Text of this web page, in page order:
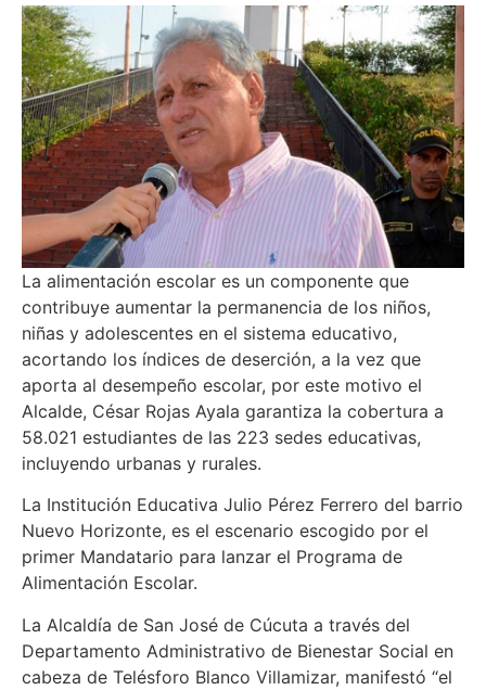
La alimentación escolar es un componente que
contribuye aumentar la permanencia de los niños,
niñas y adolescentes en el sistema educativo,
acortando los índices de deserción, a la vez que
aporta al desempeño escolar, por este motivo el
Alcalde, César Rojas Ayala garantiza la cobertura a
58.021 estudiantes de las 223 sedes educativas,
incluyendo urbanas y rurales.
La Institución Educativa Julio Pérez Ferrero del barrio
Nuevo Horizonte, es el escenario escogido por el
primer Mandatario para lanzar el Programa de
Alimentación Escolar.
La Alcaldía de San José de Cúcuta a través del
Departamento Administrativo de Bienestar Social en
cabeza de Telésforo Blanco Villamizar, manifestó “el